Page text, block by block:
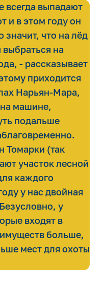
всегда выпадают
и в этом году он
значит, что на лёд
на
- рассказывает
приходится
Нарьян-Мара,
машине,
подальше
Томарки (так
участок лесной
каждого
у нас двойная
у
входят в
больше,
мест для охоты